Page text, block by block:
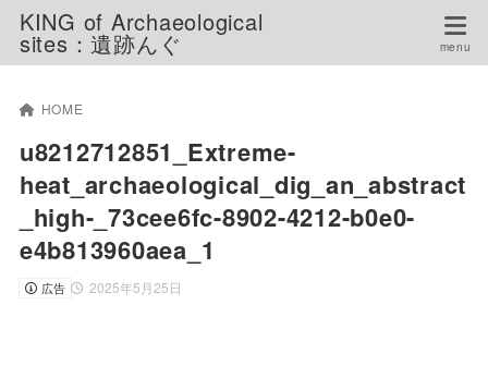
KING of Archaeological
sites：遺跡んぐ
HOME
u8212712851_Extreme-
heat_archaeological_dig_an_abstract
_high-_73cee6fc-8902-4212-b0e0-
e4b813960aea_1
広告 2025年5月25日